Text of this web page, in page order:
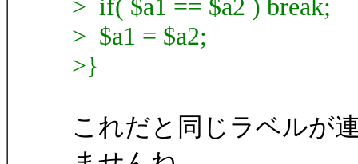
> if( $a1 == $a2 ) break;
> $a1 = $a2;
>}
これだと同じラベルが